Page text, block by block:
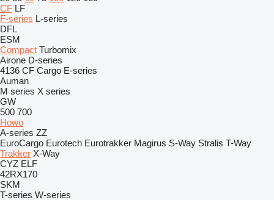
CF LF
F-series L-series
DFL
ESM
Compact Turbomix
Airone D-series
4136 CF Cargo E-series
Auman
M series X series
GW
500 700
Howo
A-series ZZ
EuroCargo Eurotech Eurotrakker Magirus S-Way Stralis T-Way
Trakker X-Way
CYZ ELF
42RX170
SKM
T-series W-series